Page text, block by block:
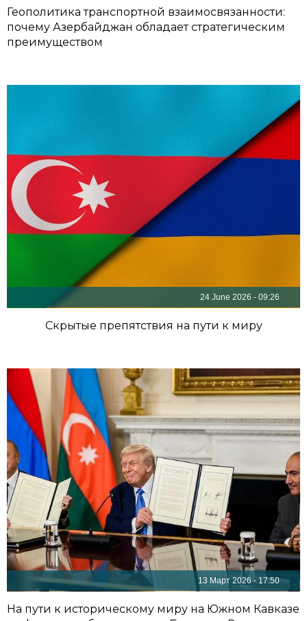
Геополитика транспортной взаимосвязанности:
почему Азербайджан обладает стратегическим
преимуществом
24 June 2026 - 09:26
Скрытые препятствия на пути к миру
13 Март 2026 - 17:50
На пути к историческому миру на Южном Кавказе